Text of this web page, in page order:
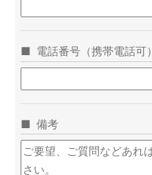
電話番号（携帯電話可）
備考